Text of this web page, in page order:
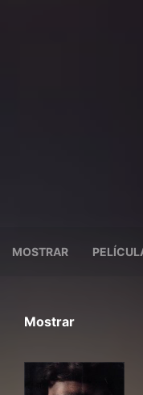
MOSTRAR
Mostrar